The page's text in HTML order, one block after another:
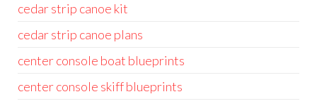
cedar strip canoe kit
cedar strip canoe plans
center console boat blueprints
center console skiff blueprints